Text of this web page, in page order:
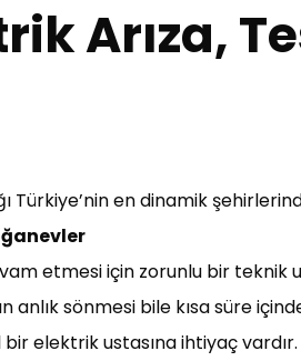
Arıza,
Türkiye’nin en dinamik
etmesi için zorunlu bir teknik
anlık sönmesi bile kısa süre
elektrik ustasına ihtiyaç vardır.